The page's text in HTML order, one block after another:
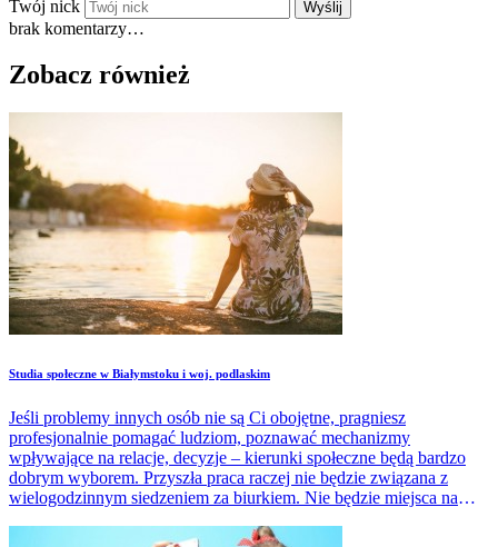
Twój nick Wyślij
brak komentarzy…
Zobacz również
Studia społeczne w Białymstoku i woj. podlaskim
Jeśli problemy innych osób nie są Ci obojętne, pragniesz
profesjonalnie pomagać ludziom, poznawać mechanizmy
wpływające na relacje, decyzje – kierunki społeczne będą bardzo
dobrym wyborem. Przyszła praca raczej nie będzie związana z
wielogodzinnym siedzeniem za biurkiem. Nie będzie miejsca na